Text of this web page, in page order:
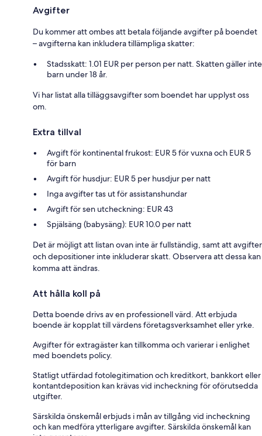
Avgifter
Du kommer att ombes att betala följande avgifter på boendet
– avgifterna kan inkludera tillämpliga skatter:
Stadsskatt: 1.01 EUR per person per natt. Skatten gäller inte
barn under 18 år.
Vi har listat alla tilläggsavgifter som boendet har upplyst oss
om.
Extra tillval
Avgift för kontinental frukost: EUR 5 för vuxna och EUR 5
för barn
Avgift för husdjur: EUR 5 per husdjur per natt
Inga avgifter tas ut för assistanshundar
Avgift för sen utcheckning: EUR 43
Spjälsäng (babysäng): EUR 10.0 per natt
Det är möjligt att listan ovan inte är fullständig, samt att avgifter
och depositioner inte inkluderar skatt. Observera att dessa kan
komma att ändras.
Att hålla koll på
Detta boende drivs av en professionell värd. Att erbjuda
boende är kopplat till värdens företagsverksamhet eller yrke.
Avgifter för extragäster kan tillkomma och varierar i enlighet
med boendets policy.
Statligt utfärdad fotolegitimation och kreditkort, bankkort eller
kontantdeposition kan krävas vid incheckning för oförutsedda
utgifter.
Särskilda önskemål erbjuds i mån av tillgång vid incheckning
och kan medföra ytterligare avgifter. Särskilda önskemål kan